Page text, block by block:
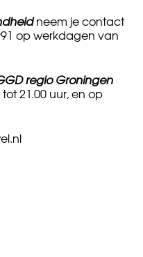
neem je contact
op werkdagen van
regio Groningen
21.00 uur, en op